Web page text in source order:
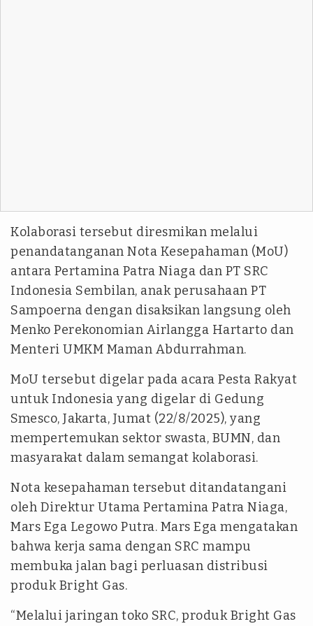
Kolaborasi tersebut diresmikan melalui
penandatanganan Nota Kesepahaman (MoU)
antara Pertamina Patra Niaga dan PT SRC
Indonesia Sembilan, anak perusahaan PT
Sampoerna dengan disaksikan langsung oleh
Menko Perekonomian Airlangga Hartarto dan
Menteri UMKM Maman Abdurrahman.
MoU tersebut digelar pada acara Pesta Rakyat
untuk Indonesia yang digelar di Gedung
Smesco, Jakarta, Jumat (22/8/2025), yang
mempertemukan sektor swasta, BUMN, dan
masyarakat dalam semangat kolaborasi.
Nota kesepahaman tersebut ditandatangani
oleh Direktur Utama Pertamina Patra Niaga,
Mars Ega Legowo Putra. Mars Ega mengatakan
bahwa kerja sama dengan SRC mampu
membuka jalan bagi perluasan distribusi
produk Bright Gas.
“Melalui jaringan toko SRC, produk Bright Gas